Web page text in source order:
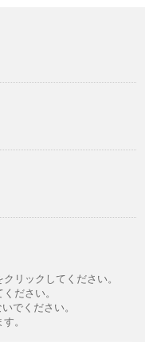
リックしてください。
ださい。
でください。
。